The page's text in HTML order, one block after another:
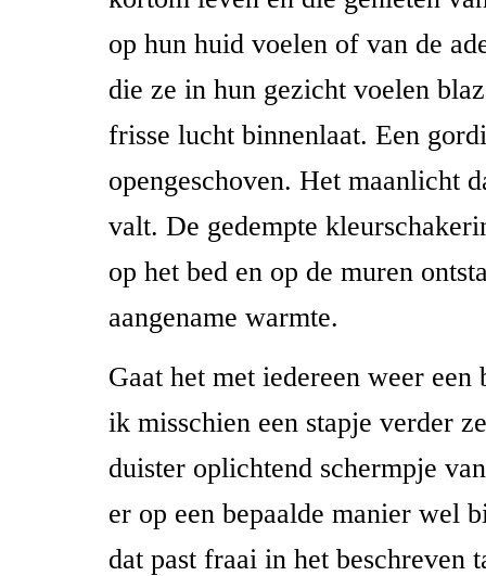
op hun huid voelen of van de
die ze in hun gezicht voelen
frisse lucht binnenlaat. Een
opengeschoven. Het maanlicht
valt. De gedempte
op het bed en op de muren
aangename warmte.
Gaat het met iedereen weer een
ik misschien een stapje verder
duister oplichtend schermpje
er op een bepaalde manier wel
dat past fraai in het beschreven